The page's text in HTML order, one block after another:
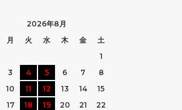
2026年8月
月 火 水 木 金
土
1
3 4 5 6 7
8
10 11 12 13 14
15
17 18 19 20 21
22